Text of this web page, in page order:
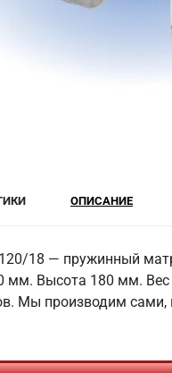
ОПИСАНИЕ
18 — пружинный
мм. Высота 180 мм. Вес
Мы производим